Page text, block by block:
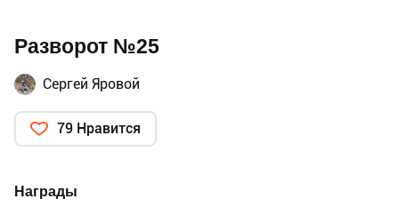
Разворот №25
Сергей Яровой
79 Нравится
Награды